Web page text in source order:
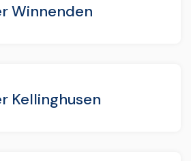
Winnenden
Kellinghusen